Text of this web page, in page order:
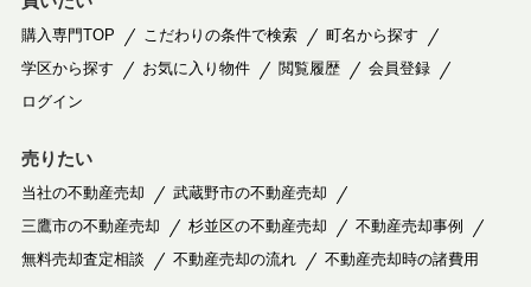
購入専門TOP こだわりの条件で検索
町名から探す
学区から探す
お気に入り物件 閲覧履歴
会員登録
ログイン
売りたい
当社の不動産売却
武蔵野市の不動産売却
三鷹市の不動産売却
杉並区の不動産売却
不動産売却事例
無料売却査定相談
不動産売却の流れ 不動産売却時の諸費用